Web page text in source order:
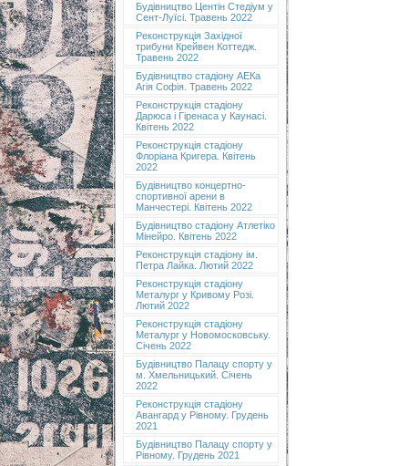
Будівництво Центін Стедіум у
Сент-Луїсі. Травень 2022
Реконструкція Західної
трибуни Крейвен Коттедж.
Травень 2022
Будівництво стадіону АЕКа
Агія Софія. Травень 2022
Реконструкція стадіону
Дарюса і Гіренаса у Каунасі.
Квітень 2022
Реконструкція стадіону
Флоріана Кригера. Квітень
2022
Будівництво концертно-
спортивної арени в
Манчестері. Квітень 2022
Будівництво стадіону Атлетіко
Мінейро. Квітень 2022
Реконструкція стадіону ім.
Петра Лайка. Лютий 2022
Реконструкція стадіону
Металург у Кривому Розі.
Лютий 2022
Реконструкція стадіону
Металург у Новомосковську.
Січень 2022
Будівництво Палацу спорту у
м. Хмельницький. Січень
2022
Реконструкція стадіону
Авангард у Рівному. Грудень
2021
Будівництво Палацу спорту у
Рівному. Грудень 2021